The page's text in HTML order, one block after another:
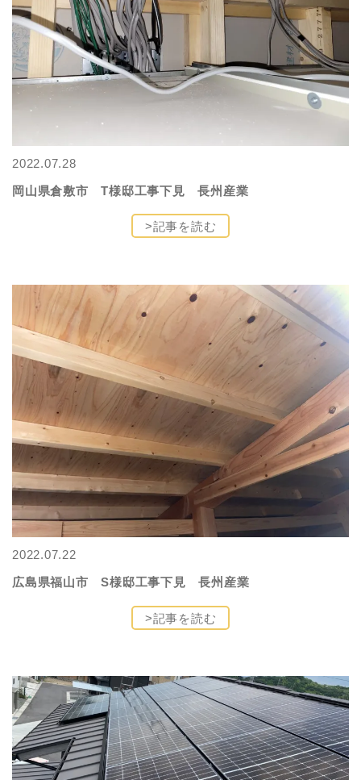
2022.07.28
岡山県倉敷市 T様邸工事下見 長州産業
>記事を読む
2022.07.22
広島県福山市 S様邸工事下見 長州産業
>記事を読む